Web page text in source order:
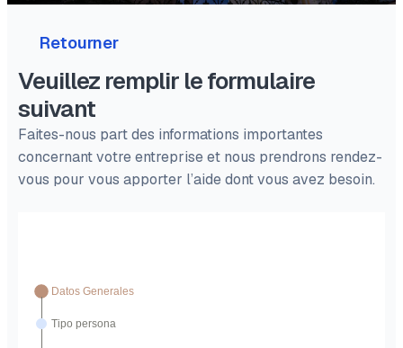
Retourner
Veuillez remplir le formulaire
suivant
Faites-nous part des informations importantes
concernant votre entreprise et nous prendrons rendez-
vous pour vous apporter l’aide dont vous avez besoin.
Datos Generales
Tipo persona